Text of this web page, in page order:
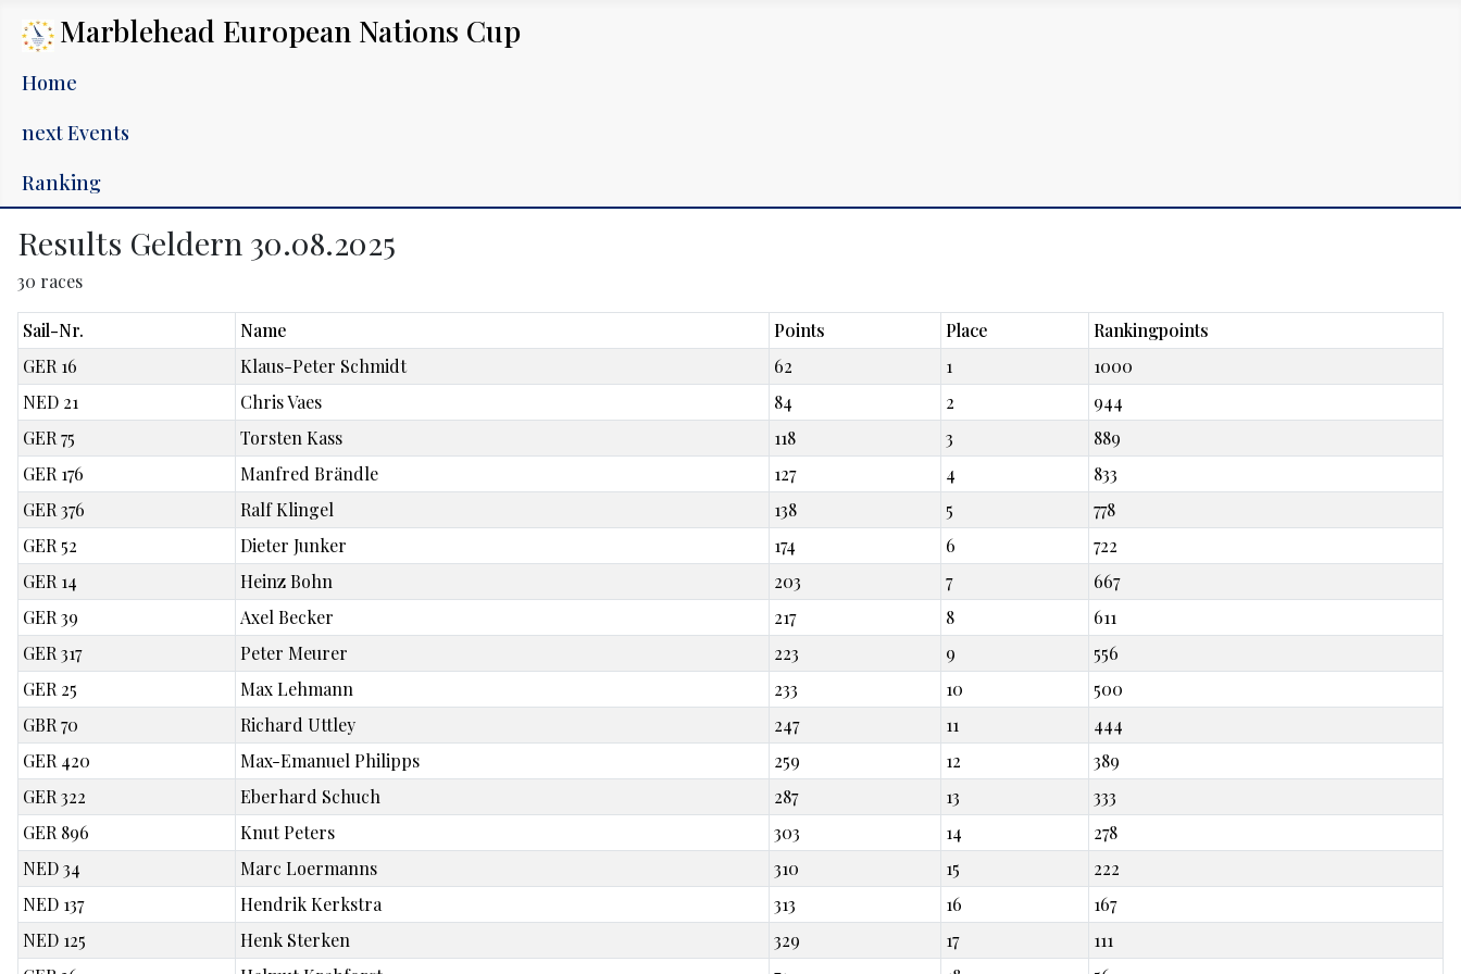
Marblehead European Nations Cup
Home
next Events
Ranking
Results Geldern 30.08.2025
30 races
Sail-Nr. Name Points Place
Rankingpoints
GER 16
Klaus-Peter Schmidt 62 1
1000
NED 21
Chris Vaes 84 2
944
GER 75
Torsten Kass 118 3
889
GER 176
Manfred Brändle 127 4
833
GER 376
Ralf Klingel 138 5
778
GER 52
Dieter Junker 174 6
722
GER 14
Heinz Bohn 203 7
667
GER 39
Axel Becker 217 8
611
GER 317
Peter Meurer 223 9
556
GER 25
Max Lehmann 233 10
500
GBR 70
Richard Uttley 247 11
444
GER 420
Max-Emanuel Philipps 259 12
389
GER 322
Eberhard Schuch 287 13
333
GER 896
Knut Peters 303 14
278
NED 34
Marc Loermanns 310 15
222
NED 137
Hendrik Kerkstra 313 16
167
NED 125
Henk Sterken 329 17
111